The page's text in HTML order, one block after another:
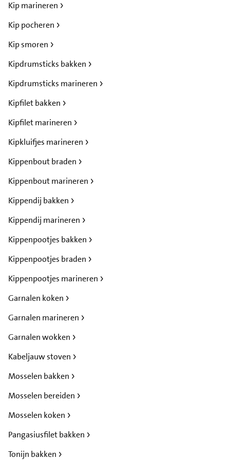
Kip marineren
Kip pocheren
Kip smoren
Kipdrumsticks bakken
Kipdrumsticks marineren
Kipfilet bakken
Kipfilet marineren
Kipkluifjes marineren
Kippenbout braden
Kippenbout marineren
Kippendij bakken
Kippendij marineren
Kippenpootjes bakken
Kippenpootjes braden
Kippenpootjes marineren
Garnalen koken
Garnalen marineren
Garnalen wokken
Kabeljauw stoven
Mosselen bakken
Mosselen bereiden
Mosselen koken
Pangasiusfilet bakken
Tonijn bakken